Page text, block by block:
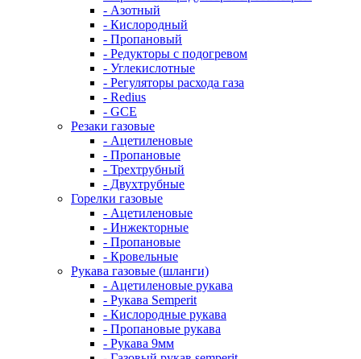
- Азотный
- Кислородный
- Пропановый
- Редукторы с подогревом
- Углекислотные
- Регуляторы расхода газа
- Redius
- GCE
Резаки газовые
- Ацетиленовые
- Пропановые
- Трехтрубный
- Двухтрубные
Горелки газовые
- Ацетиленовые
- Инжекторные
- Пропановые
- Кровельные
Рукава газовые (шланги)
- Ацетиленовые рукава
- Рукава Semperit
- Кислородные рукава
- Пропановые рукава
- Рукава 9мм